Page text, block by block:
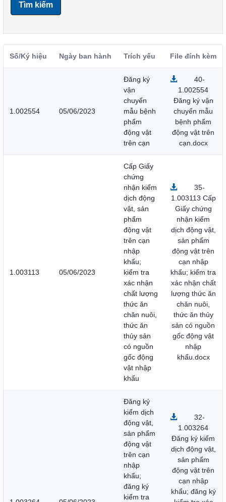
Tìm kiếm
Số/Ký hiệu Ngày ban hành Trích yếu File đính kèm
1.002554 05/06/2023
Đăng ký
vận
chuyển
mẫu bệnh
phẩm
động vật
trên cạn
40-
1.002554
Đăng ký vận
chuyển mẫu
bệnh phẩm
động vật trên
cạn.docx
1.003113 05/06/2023
Cấp Giấy
chứng
nhận kiểm
dịch động
vật, sản
phẩm
động vật
trên cạn
nhập
khẩu;
kiểm tra
xác nhận
chất lượng
thức ăn
chăn nuôi,
thức ăn
thủy sản
có nguồn
gốc động
vật nhập
khẩu
35-
1.003113 Cấp
Giấy chứng
nhận kiểm
dịch động vật,
sản phẩm
động vật trên
cạn nhập
khẩu; kiểm tra
xác nhận chất
lượng thức ăn
chăn nuôi,
thức ăn thủy
sản có nguồn
gốc động vật
nhập
khẩu.docx
Đăng ký
kiểm dịch
động vật,
sản phẩm
động vật
trên cạn
nhập
khẩu;
đăng ký
kiểm tra
32-
1.003264
Đăng ký kiểm
dịch động vật,
sản phẩm
động vật trên
cạn nhập
khẩu; đăng ký